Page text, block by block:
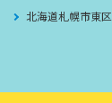
北海道札幌市東区